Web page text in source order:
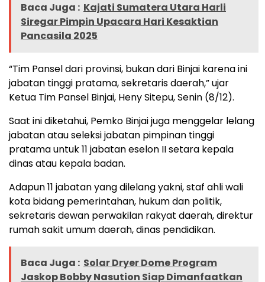
Baca Juga : Kajati Sumatera Utara Harli
Siregar Pimpin Upacara Hari Kesaktian
Pancasila 2025
“Tim Pansel dari provinsi, bukan dari Binjai karena ini
jabatan tinggi pratama, sekretaris daerah,” ujar
Ketua Tim Pansel Binjai, Heny Sitepu, Senin (8/12).
Saat ini diketahui, Pemko Binjai juga menggelar lelang
jabatan atau seleksi jabatan pimpinan tinggi
pratama untuk 11 jabatan eselon II setara kepala
dinas atau kepala badan.
Adapun 11 jabatan yang dilelang yakni, staf ahli wali
kota bidang pemerintahan, hukum dan politik,
sekretaris dewan perwakilan rakyat daerah, direktur
rumah sakit umum daerah, dinas pendidikan.
Baca Juga : Solar Dryer Dome Program
Jaskop Bobby Nasution Siap Dimanfaatkan